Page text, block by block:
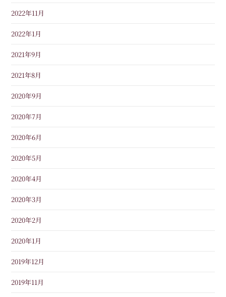
2022年11月
2022年1月
2021年9月
2021年8月
2020年9月
2020年7月
2020年6月
2020年5月
2020年4月
2020年3月
2020年2月
2020年1月
2019年12月
2019年11月